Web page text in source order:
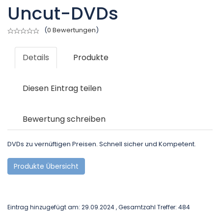
Uncut-DVDs
(0 Bewertungen)
Details Produkte
Diesen Eintrag teilen
Bewertung schreiben
DVDs zu vernüftigen Preisen. Schnell sicher und Kompetent.
Produkte Übersicht
Eintrag hinzugefügt am: 29.09.2024 , Gesamtzahl Treffer: 484